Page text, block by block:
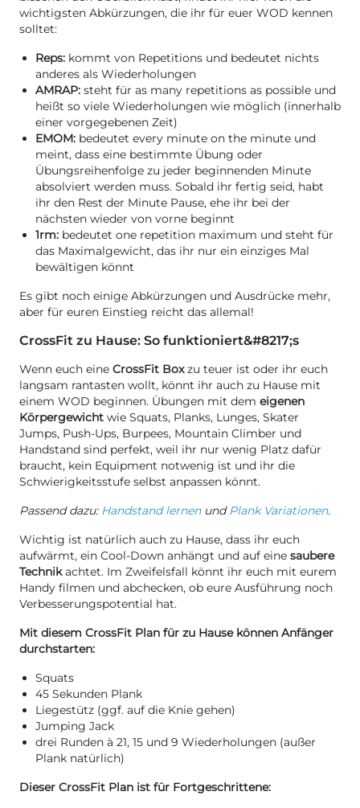
wichtigsten Abkürzungen, die ihr für euer WOD kennen
solltet:
Reps: kommt von Repetitions und bedeutet nichts
anderes als Wiederholungen
AMRAP: steht für as many repetitions as possible und
heißt so viele Wiederholungen wie möglich (innerhalb
einer vorgegebenen Zeit)
EMOM: bedeutet every minute on the minute und
meint, dass eine bestimmte Übung oder
Übungsreihenfolge zu jeder beginnenden Minute
absolviert werden muss. Sobald ihr fertig seid, habt
ihr den Rest der Minute Pause, ehe ihr bei der
nächsten wieder von vorne beginnt
1rm: bedeutet one repetition maximum und steht für
das Maximalgewicht, das ihr nur ein einziges Mal
bewältigen könnt
Es gibt noch einige Abkürzungen und Ausdrücke mehr,
aber für euren Einstieg reicht das allemal!
CrossFit zu Hause: So funktioniert&#8217;s
Wenn euch eine CrossFit Boxzu teuer ist oder ihr euch
langsam rantasten wollt, könnt ihr auch zu Hause mit
einem WOD beginnen. Übungen mit dem eigenen
Körpergewicht wie Squats, Planks, Lunges, Skater
Jumps, Push-Ups, Burpees, Mountain Climber und
Handstand sind perfekt, weil ihr nur wenig Platz dafür
braucht, kein Equipment notwenig ist und ihr die
Schwierigkeitsstufe selbst anpassen könnt.
Passend dazu: Handstand lernenundPlank Variationen.
Wichtig ist natürlich auch zu Hause, dass ihr euch
aufwärmt, ein Cool-Down anhängt und auf eine saubere
Technikachtet. Im Zweifelsfall könnt ihr euch mit eurem
Handy filmen und abchecken, ob eure Ausführung noch
Verbesserungspotential hat.
Mit diesem CrossFit Plan für zu Hause können Anfänger
durchstarten:
Squats
45 Sekunden Plank
Liegestütz (ggf. auf die Knie gehen)
Jumping Jack
drei Runden à 21, 15 und 9 Wiederholungen (außer
Plank natürlich)
Dieser CrossFit Plan ist für Fortgeschrittene: